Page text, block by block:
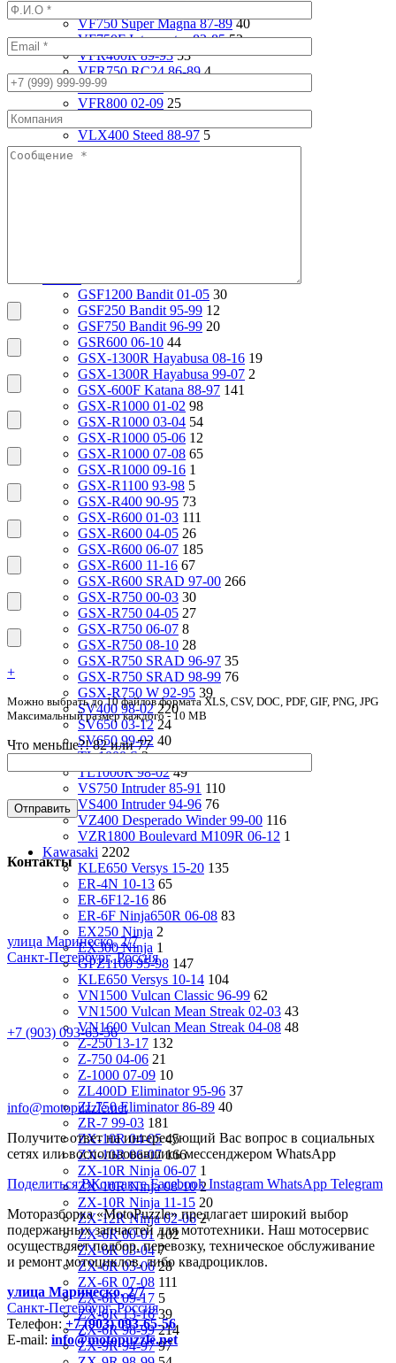
VF750 Super Magna 87-89 40
VF750F Interceptor 82-85 52
VFR400R 89-93 53
VFR750 RC24 86-89 4
VFR750 94-97
VFR800 02-09 25
VLX400 Steed 88-97 5
VRX400 95-96 17
GSF1200 Bandit 01-05 30
GSF250 Bandit 95-99 12
GSF750 Bandit 96-99 20
GSR600 06-10 44
GSX-1300R Hayabusa 08-16 19
GSX-1300R Hayabusa 99-07 2
GSX-600F Katana 88-97 141
GSX-R1000 01-02 98
GSX-R1000 03-04 54
GSX-R1000 05-06 12
GSX-R1000 07-08 65
GSX-R1000 09-16 1
GSX-R1100 93-98 5
GSX-R400 90-95 73
GSX-R600 01-03 111
GSX-R600 04-05 26
GSX-R600 06-07 185
GSX-R600 11-16 67
GSX-R600 SRAD 97-00 266
GSX-R750 00-03 30
GSX-R750 04-05 27
GSX-R750 06-07 8
GSX-R750 08-10 28
GSX-R750 SRAD 96-97 35
GSX-R750 SRAD 98-99 76
GSX-R750 W 92-95 39
SV400 98-02 220
SV650 03-12 24
SV650 99-02 40
TL 1000 S 2
TL1000R 98-02 49
VS750 Intruder 85-91 110
VS400 Intruder 94-96 76
VZ400 Desperado Winder 99-00 116
VZR1800 Boulevard M109R 06-12 1
Kawasaki 2202
KLE650 Versys 15-20 135
ER-4N 10-13 65
ER-6F12-16 86
ER-6F Ninja650R 06-08 83
EX250 Ninja 2
EX300 Ninja 1
GPZ1100 95-98 147
KLE650 Versys 10-14 104
VN1500 Vulcan Classic 96-99 62
VN1500 Vulcan Mean Streak 02-03 43
VN1600 Vulcan Mean Streak 04-08 48
Z-250 13-17 132
Z-750 04-06 21
Z-1000 07-09 10
ZL400D Eliminator 95-96 37
ZL750 Eliminator 86-89 40
ZR-7 99-03 181
ZX-10R 04-05 45
ZX-10R 06-07 166
ZX-10R Ninja 06-07 1
ZX-10R Ninja 08-10 2
ZX-10R Ninja 11-15 20
ZX-12R Ninja 02-06 2
ZX-6R 00-01 102
ZX-6R 03-04 7
ZX-6R 05-06 28
ZX-6R 07-08 111
ZX-6R 09-17 5
ZX-6R 13-16 39
ZX-6R 98-99 214
ZX-9R 94-97 97
+
Можно выбрать до 10 файлов формата XLS, CSV, DOC, PDF, GIF, PNG, JPG
Максимальный размер каждого - 10 MB
Что меньше?! 82 или 77
Контакты
улица Маринеско, 2/7
Санкт-Петербург, Россия
+7 (903) 093-65-56
info@motopuzzle.net
Получите ответ на интересующий Вас вопрос в социальных
сетях или воспользовавшись мессенджером WhatsApp
Поделиться ВКонтакте Facebook Instagram WhatsApp Telegram
Моторазборка «MotoPuzzle» предлагает широкий выбор
подержанных запчастей для мототехники. Наш мотосервис
осуществляет подбор, перевозку, техническое обслуживание
и ремонт мотоциклов, либо квадроциклов.
улица Маринеско, 2/7
Санкт-Петербург, Россия
Телефон: +7 (903) 093-65-56
E-mail: info@motopuzzle.net